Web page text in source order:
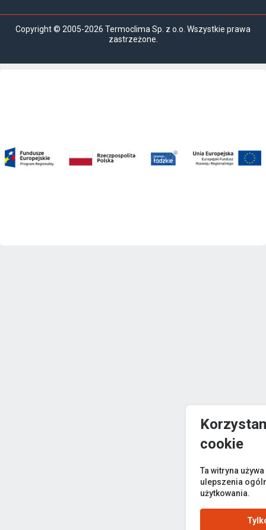
Copyright © 2005-2026 Termoclima Sp. z o.o. Wszystkie prawa
zastrzeżone.
cookie
Ta witryna
ulepszenia
użytkowania.